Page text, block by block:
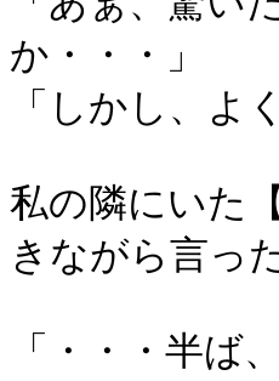
か・・・」
「しかし、よ
私の隣にいた
きながら言った
「・・・半ば